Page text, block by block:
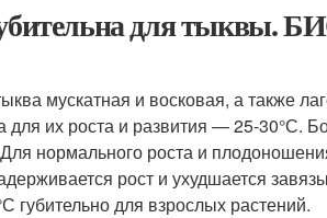
для
мускатная и восковая, а также
для их роста и развития — 25-30°С.
нормального роста и
рост и ухудшается
губительно для взрослых растений.